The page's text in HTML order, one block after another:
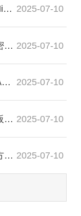
辰显光电与海尔合作推进TFT基Micro-LED大屏 2025-07-10
山东邻社信息一周热点：东山精密、视源 2025-07-10
总投资550亿，合肥国显第8.6代AMOLED项目更 2025-07-10
北大等联合研制首款碳纳米管背板驱动 2025-07-10
韩媒：LCD液晶拼接屏巨头京东方正在推进 2025-07-10